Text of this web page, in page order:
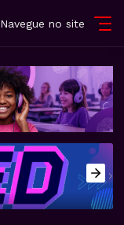
Navegue no site